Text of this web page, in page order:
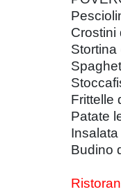
Crostini
Stortina
Frittelle
Patate
Budino